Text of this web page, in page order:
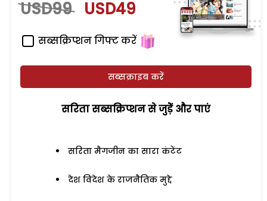
USD99 USD49
सब्सक्रिप्शन गिफ्ट करें
सब्सक्राइब करें
सरिता सब्सक्रिप्शन से जुड़ेें और पाएं
सरिता मैगजीन का सारा कंटेंट
देश विदेश के राजनैतिक मुद्दे